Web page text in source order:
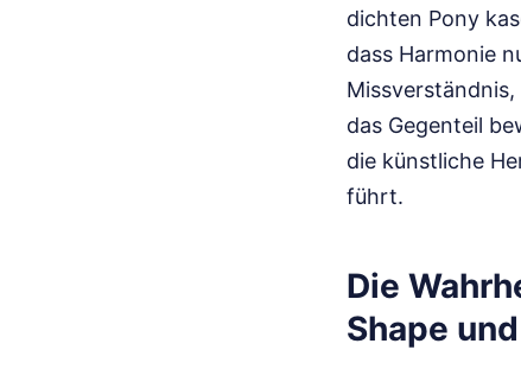
dichten Pony
dass Harmonie
das Gegenteil
die künstliche
führt.
Die
Shape